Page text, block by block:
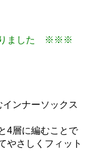
りました ※※※
ンナーソックス
4層に編むことで
やさしくフィット